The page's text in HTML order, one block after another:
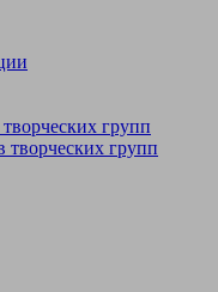
групп
творческих групп